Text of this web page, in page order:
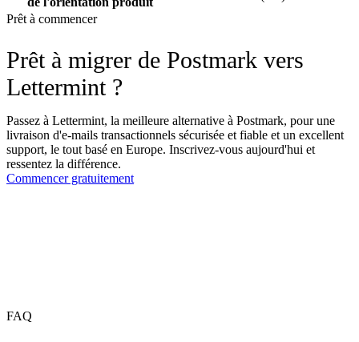
Prêt à commencer
Prêt à migrer de Postmark vers
Lettermint ?
Passez à Lettermint, la meilleure alternative à Postmark, pour une
livraison d'e-mails transactionnels sécurisée et fiable et un excellent
support, le tout basé en Europe. Inscrivez-vous aujourd'hui et
ressentez la différence.
Commencer gratuitement
FAQ